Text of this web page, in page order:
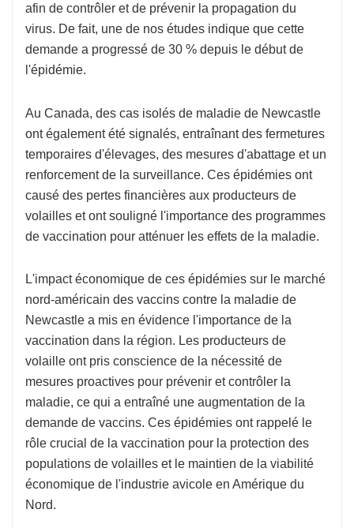
afin de contrôler et de prévenir la propagation du
virus. De fait, une de nos études indique que cette
demande a progressé de 30 % depuis le début de
l'épidémie.
Au Canada, des cas isolés de maladie de Newcastle
ont également été signalés, entraînant des fermetures
temporaires d'élevages, des mesures d'abattage et un
renforcement de la surveillance. Ces épidémies ont
causé des pertes financières aux producteurs de
volailles et ont souligné l'importance des programmes
de vaccination pour atténuer les effets de la maladie.
L'impact économique de ces épidémies sur le marché
nord-américain des vaccins contre la maladie de
Newcastle a mis en évidence l'importance de la
vaccination dans la région. Les producteurs de
volaille ont pris conscience de la nécessité de
mesures proactives pour prévenir et contrôler la
maladie, ce qui a entraîné une augmentation de la
demande de vaccins. Ces épidémies ont rappelé le
rôle crucial de la vaccination pour la protection des
populations de volailles et le maintien de la viabilité
économique de l'industrie avicole en Amérique du
Nord.